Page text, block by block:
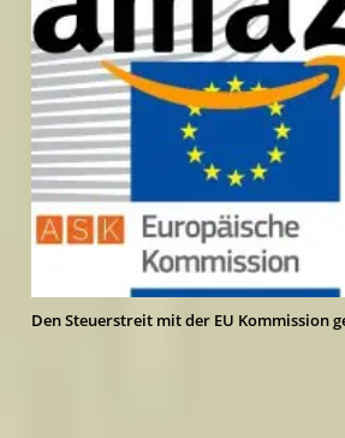
Den Steuerstreit mit der EU Kommission